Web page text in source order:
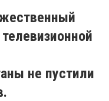
не пустили